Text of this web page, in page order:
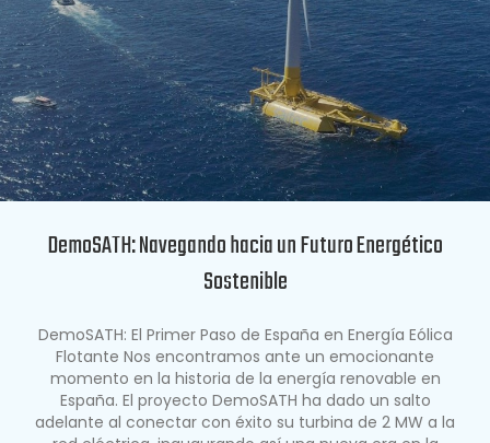
DemoSATH: Navegando hacia un Futuro Energético
Sostenible
DemoSATH: El Primer Paso de España en Energía Eólica
Flotante Nos encontramos ante un emocionante
momento en la historia de la energía renovable en
España. El proyecto DemoSATH ha dado un salto
adelante al conectar con éxito su turbina de 2 MW a la